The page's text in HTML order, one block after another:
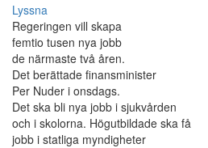
Lyssna
Regeringen vill skapa
femtio tusen nya jobb
de närmaste två åren.
Det berättade finansminister
Per Nuder i onsdags.
Det ska bli nya jobb i sjukvården
och i skolorna. Högutbildade ska få
jobb i statliga myndigheter